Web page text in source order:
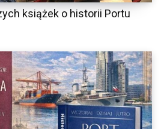
książek o historii Portu